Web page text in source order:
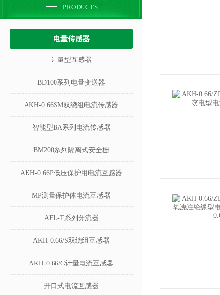
PRODUCTS
电量传感器
计量型互感器
BD100系列电量变送器
AKH-0.66SM双绕组电流传感器
智能型BA系列电流传感器
BM200系列隔离式安全栅
AKH-0.66P低压保护用电流互感器
MP测量保护体电流互感器
AFL-T系列分流器
AKH-0.66/S双绕组互感器
AKH-0.66/G计量电流互感器
开口式电流互感器